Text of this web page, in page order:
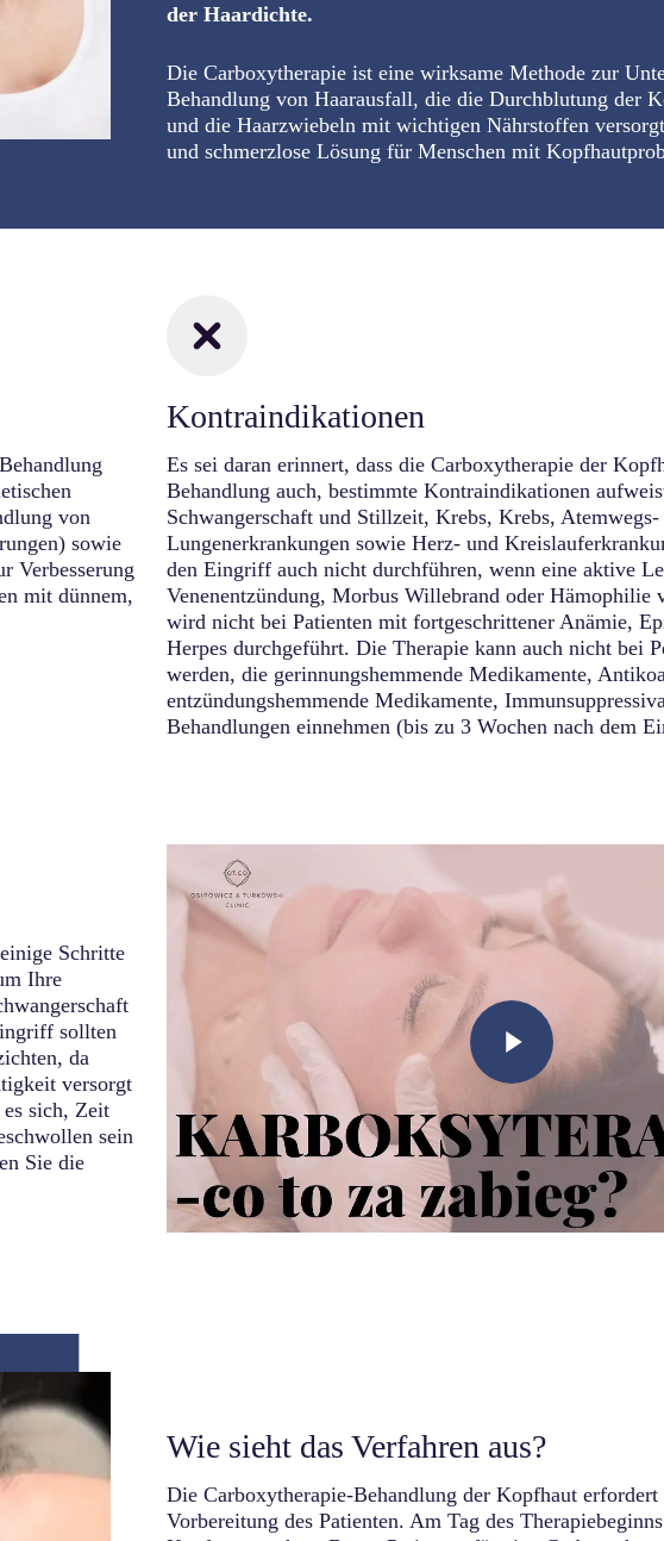
der Haardichte.
Die Carboxytherapie ist eine wirksame Methode zur
Behandlung von Haarausfall, die die Durchblutung der
und die Haarzwiebeln mit wichtigen Nährstoffen
und schmerzlose Lösung für Menschen mit
von
sowie
Verbesserung
mit dünnem,
Kontraindikationen
Es sei daran erinnert, dass die Carboxytherapie der
Behandlung auch, bestimmte Kontraindikationen
Schwangerschaft und Stillzeit, Krebs, Krebs, Atemwegs-
Lungenerkrankungen sowie Herz- und
den Eingriff auch nicht durchführen, wenn eine aktive
Venenentzündung, Morbus Willebrand oder
wird nicht bei Patienten mit fortgeschrittener Anämie,
Herpes durchgeführt. Die Therapie kann auch nicht bei
werden, die gerinnungshemmende Medikamente,
entzündungshemmende Medikamente,
Behandlungen einnehmen (bis zu 3 Wochen nach dem
Schritte
Ihre
sollten
da
versorgt
sich, Zeit
sein
Sie die
Play
Video
Wie sieht das Verfahren aus?
Die Carboxytherapie-Behandlung der Kopfhaut erfordert
Vorbereitung des Patienten. Am Tag des